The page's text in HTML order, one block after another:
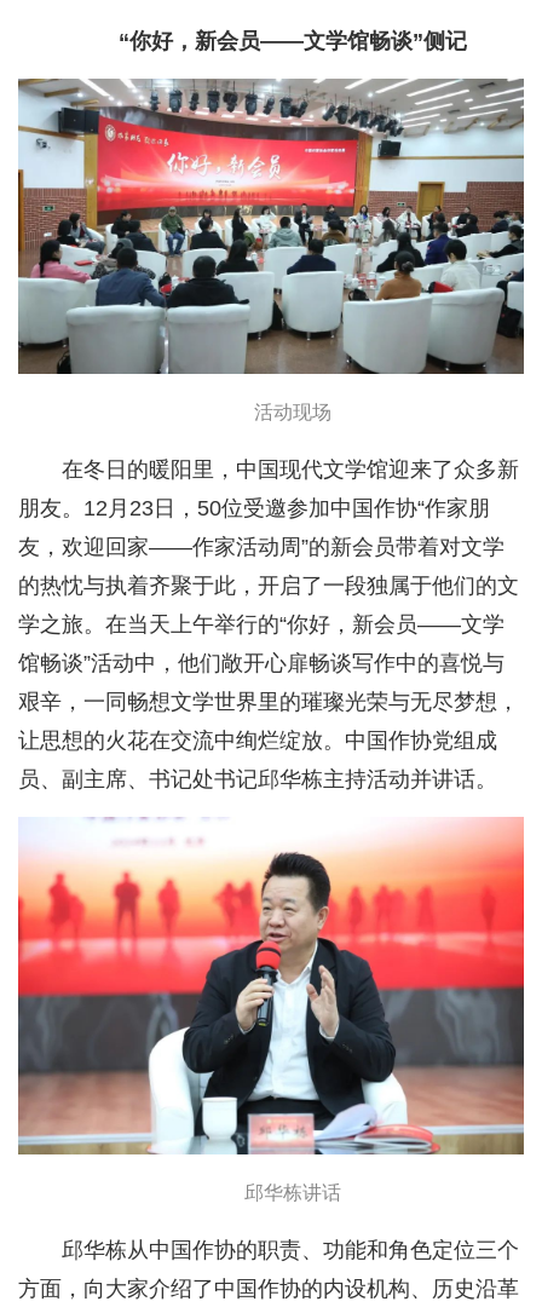
“你好，新会员——文学馆畅谈”侧记
活动现场
在冬日的暖阳里，中国现代文学馆迎来了众多新
朋友。12月23日，50位受邀参加中国作协“作家朋
友，欢迎回家——作家活动周”的新会员带着对文学
的热忱与执着齐聚于此，开启了一段独属于他们的文
学之旅。在当天上午举行的“你好，新会员——文学
馆畅谈”活动中，他们敞开心扉畅谈写作中的喜悦与
艰辛，一同畅想文学世界里的璀璨光荣与无尽梦想，
让思想的火花在交流中绚烂绽放。中国作协党组成
员、副主席、书记处书记邱华栋主持活动并讲话。
邱华栋讲话
邱华栋从中国作协的职责、功能和角色定位三个
方面，向大家介绍了中国作协的内设机构、历史沿革